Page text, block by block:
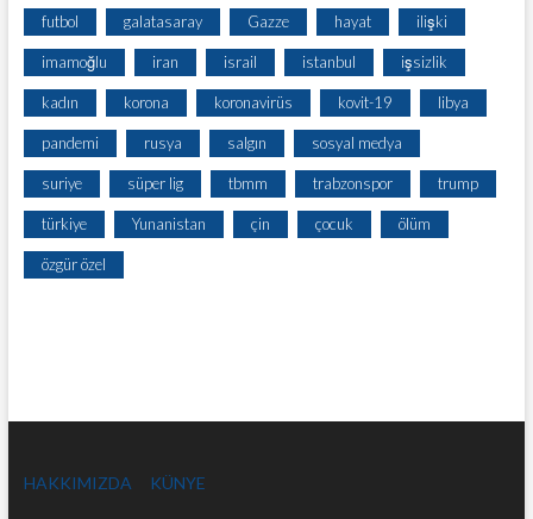
futbol galatasaray Gazze hayat ilişki
imamoğlu iran israil istanbul işsizlik
kadın korona koronavirüs kovit-19 libya
pandemi rusya salgın sosyal medya
suriye süper lig tbmm trabzonspor trump
türkiye Yunanistan çin çocuk ölüm
özgür özel
HAKKIMIZDA KÜNYE